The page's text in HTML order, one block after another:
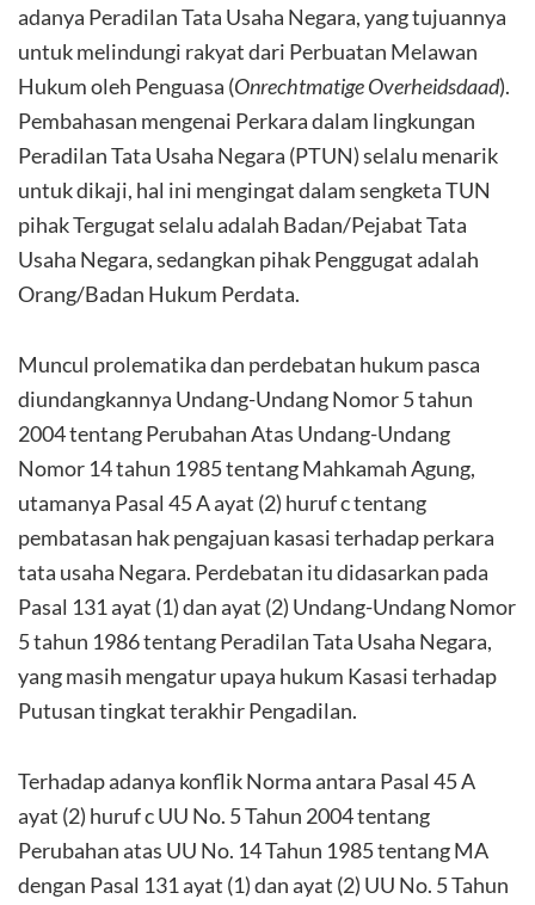
adanya Peradilan Tata Usaha Negara, yang tujuannya
untuk melindungi rakyat dari Perbuatan Melawan
Hukum oleh Penguasa (Onrechtmatige Overheidsdaad).
Pembahasan mengenai Perkara dalam lingkungan
Peradilan Tata Usaha Negara (PTUN) selalu menarik
untuk dikaji, hal ini mengingat dalam sengketa TUN
pihak Tergugat selalu adalah Badan/Pejabat Tata
Usaha Negara, sedangkan pihak Penggugat adalah
Orang/Badan Hukum Perdata.
Muncul prolematika dan perdebatan hukum pasca
diundangkannya Undang-Undang Nomor 5 tahun
2004 tentang Perubahan Atas Undang-Undang
Nomor 14 tahun 1985 tentang Mahkamah Agung,
utamanya Pasal 45 A ayat (2) huruf c tentang
pembatasan hak pengajuan kasasi terhadap perkara
tata usaha Negara. Perdebatan itu didasarkan pada
Pasal 131 ayat (1) dan ayat (2) Undang-Undang Nomor
5 tahun 1986 tentang Peradilan Tata Usaha Negara,
yang masih mengatur upaya hukum Kasasi terhadap
Putusan tingkat terakhir Pengadilan.
Terhadap adanya konflik Norma antara Pasal 45 A
ayat (2) huruf c UU No. 5 Tahun 2004 tentang
Perubahan atas UU No. 14 Tahun 1985 tentang MA
dengan Pasal 131 ayat (1) dan ayat (2) UU No. 5 Tahun